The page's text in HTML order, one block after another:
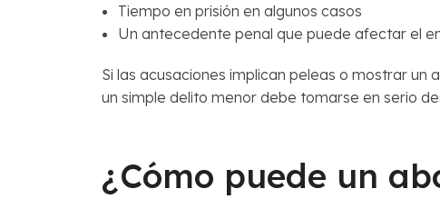
Tiempo en prisión en algunos casos
Un antecedente penal que puede afectar el
Si las acusaciones implican peleas o mostrar
un simple delito menor debe tomarse en serio
¿Cómo puede un